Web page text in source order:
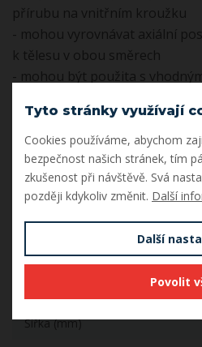
přírubu na vnitřním kroužku
- mohou vyrovnávat axiální
k tělesu v obou směrech
- mohou být použita s
Dokumenty
SKF_VALIVA_LOZISKA.pdf
Parametry
Vnitřní průměr (mm)
Šířka (mm)
Tyto stránky využívají
Cookies používáme, abychom
bezpečnost našich stránek, tím
zkušenost při návštěvě. Svá
později kdykoliv změnit. Další
Další
Povolit